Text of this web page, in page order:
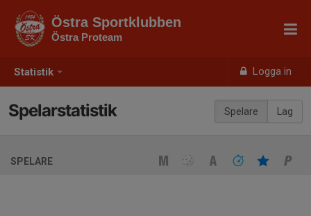
Statistik Logga in
Östra Sportklubben
Östra Proteam
Spelare Lag
Spelarstatistik
SPELARE